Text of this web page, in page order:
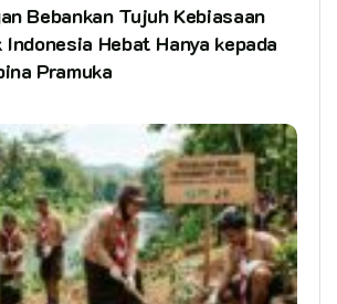
Bebankan Tujuh Kebiasaan
Indonesia Hebat Hanya kepada
Pramuka